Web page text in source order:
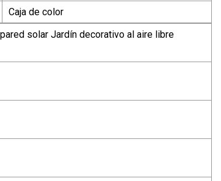
Caja de color
solar Jardín decorativo al aire libre